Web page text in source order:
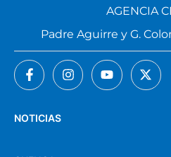
NOTICIAS
AGENCIA
Padre Aguirre y G.